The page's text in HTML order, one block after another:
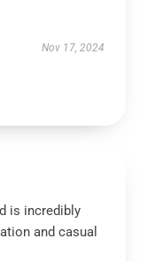
Nov 17, 2024
is incredibly
and casual